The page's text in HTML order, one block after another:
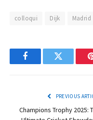
colloqui Dijk Madrid
FacebookTwitter
PREVIOUS
Champions Trophy 2025: